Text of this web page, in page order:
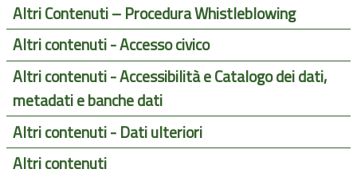
Altri Contenuti – Procedura Whistleblowing
Altri contenuti - Accesso civico
Altri contenuti - Accessibilità e Catalogo dei dati,
metadati e banche dati
Altri contenuti - Dati ulteriori
Altri contenuti